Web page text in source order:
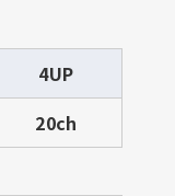
4UP
20ch